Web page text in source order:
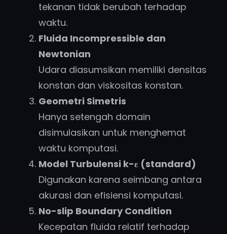
tekanan tidak berubah terhadap
waktu.
Fluida Incompressible dan
Newtonian
Udara diasumsikan memiliki densitas
konstan dan viskositas konstan.
Geometri Simetris
Hanya setengah domain
disimulasikan untuk menghemat
waktu komputasi.
Model Turbulensi k-ε (standard)
Digunakan karena seimbang antara
akurasi dan efisiensi komputasi.
No-slip Boundary Condition
Kecepatan fluida relatif terhadap